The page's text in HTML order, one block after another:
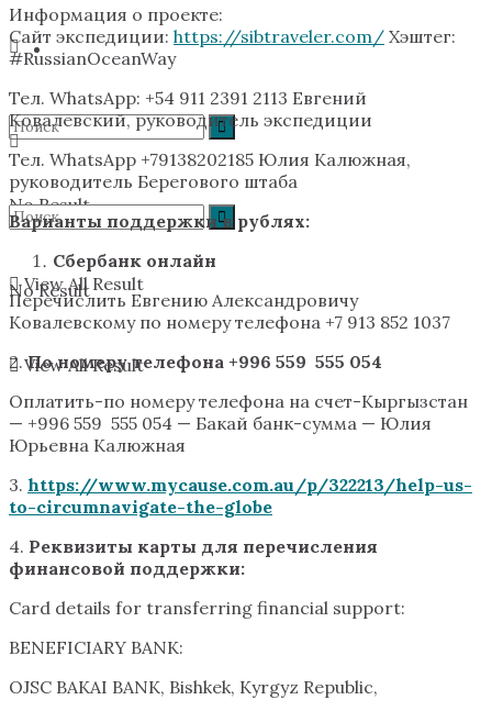
No Result
View All Result
No Result
View All Result
Информация о проекте:
Сайт экспедиции: https://sibtraveler.com/ Хэштег:
#RussianOceanWay
Тел. WhatsApp: +54 911 2391 2113 Евгений
Ковалевский, руководитель экспедиции
Тел. WhatsApp +79138202185 Юлия Калюжная,
руководитель Берегового штаба
Варианты поддержки в рублях:
Сбербанк онлайн
Перечислить Евгению Александровичу
Ковалевскому по номеру телефона +7 913 852 1037
2.По номеру телефона +996 559 555 054
Оплатить-по номеру телефона на счет-Кыргызстан
— +996 559 555 054 — Бакай банк-сумма — Юлия
Юрьевна Калюжная
3. https://www.mycause.com.au/p/322213/help-us-
to-circumnavigate-the-globe
4. Реквизиты карты для перечисления
финансовой поддержки:
Card details for transferring financial support:
BENEFICIARY BANK:
OJSC BAKAI BANK, Bishkek, Kyrgyz Republic,